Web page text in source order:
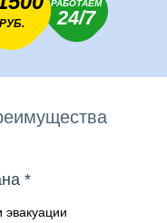
РУБ.
РАБОТАЕМ
24/7
*
эвакуации